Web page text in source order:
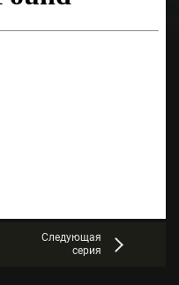
Следующая
серия